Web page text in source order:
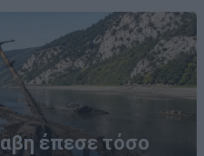
έπεσε τόσο